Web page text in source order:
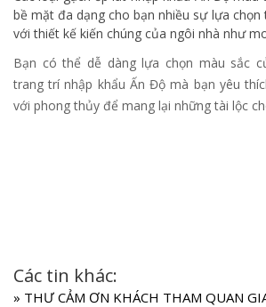
bề mặt đa dạng cho bạn nhiều sự lựa
với thiết kế kiến chúng của ngôi nhà như
Bạn có thể dễ dàng lựa chọn màu sắc
trang trí nhập khẩu Ấn Độ mà bạn yêu
với phong thủy để mang lại những tài lộc
Các tin khác:
» THƯ CẢM ƠN KHÁCH THAM QUAN